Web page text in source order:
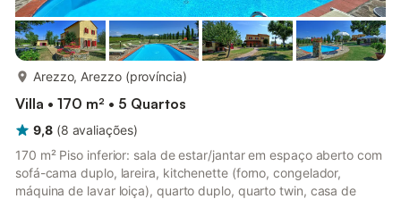
Arezzo, Arezzo (província)
Villa • 170 m² • 5 Quartos
9,8 (8 avaliações)
170 m² Piso inferior: sala de estar/jantar em espaço aberto com
sofá-cama duplo, lareira, kitchenette (forno, congelador,
máquina de lavar loiça), quarto duplo, quarto twin, casa de